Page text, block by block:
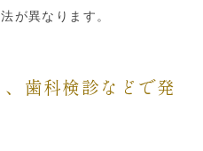
が異なります。
、歯科検診などで発